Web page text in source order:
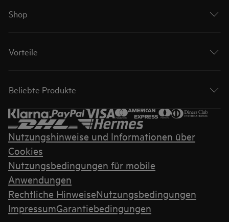
Shop
Vorteile
Beliebte Produkte
Nutzungshinweise und Informationen über
Cookies
Nutzungsbedingungen für mobile
Anwendungen
Rechtliche HinweiseNutzungsbedingungen
ImpressumGarantiebedingungen